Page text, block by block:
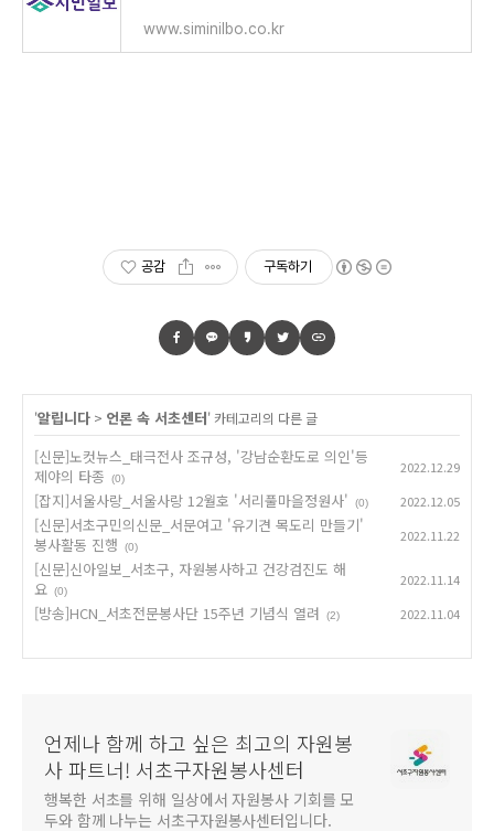
www.siminilbo.co.kr
공감 구독하기
'알립니다 > 언론 속 서초센터' 카테고리의 다른 글
[신문]노컷뉴스_태극전사 조규성, '강남순환도로 의인'등
제야의 타종
(0)
2022.12.29
[잡지]서울사랑_서울사랑 12월호 '서리풀마을정원사' (0) 2022.12.05
[신문]서초구민의신문_서문여고 '유기견 목도리 만들기'
봉사활동 진행
(0)
2022.11.22
[신문]신아일보_서초구, 자원봉사하고 건강검진도 해
요 (0)
2022.11.14
[방송]HCN_서초전문봉사단 15주년 기념식 열려 (2) 2022.11.04
언제나 함께 하고 싶은 최고의 자원봉
사 파트너! 서초구자원봉사센터
행복한 서초를 위해 일상에서 자원봉사 기회를 모
두와 함께 나누는 서초구자원봉사센터입니다.